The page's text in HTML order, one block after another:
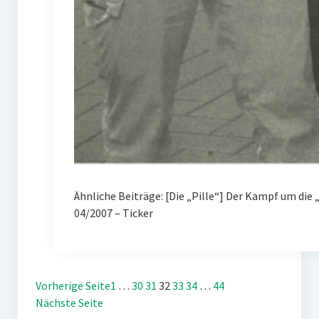
Ähnliche Beiträge: [Die „Pille“] Der Kampf um die
04/2007 – Ticker
Vorherige Seite1 … 30 31 32 33 34 … 44
Nächste Seite